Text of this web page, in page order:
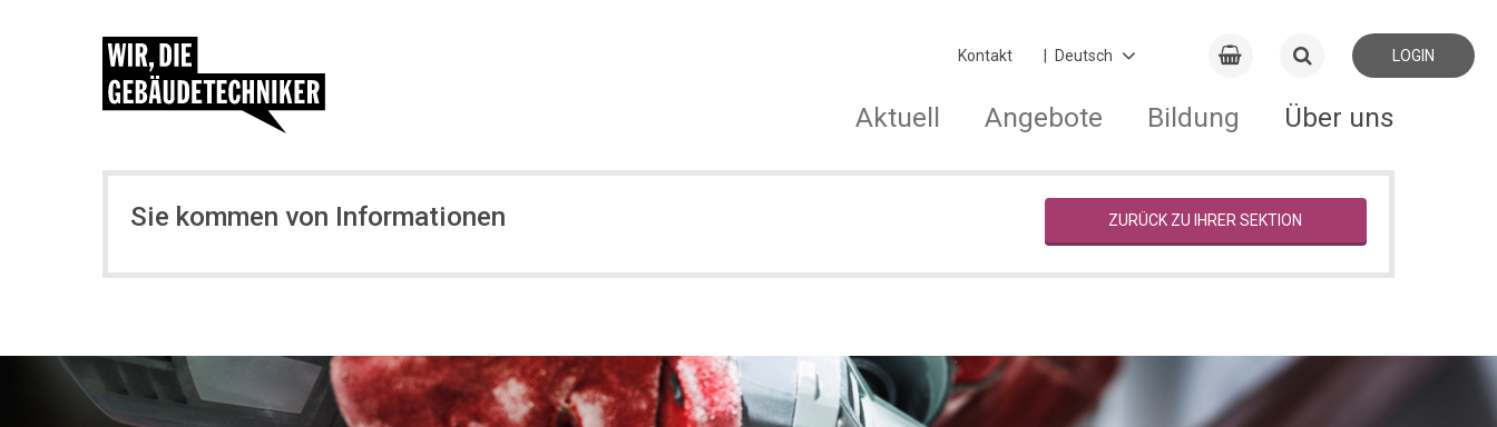
Kontakt LOGIN
Aktuell Angebote Bildung Über uns
Sie kommen von Informationen ZURÜCK ZU IHRER SEKTION